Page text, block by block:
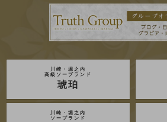
川崎・堀之内
高級ソープランド
琥珀
川崎・堀之内
ソープランド